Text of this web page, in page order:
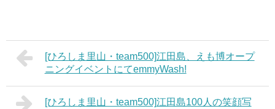
[ひろしま里山・team500]江田島、えも博オープ
ニングイベントにてemmyWash!
[ひろしま里山・team500]江田島100人の笑顔写